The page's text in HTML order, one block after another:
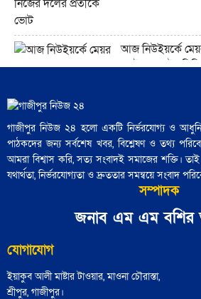
ট্রাম্প ইরানের
যেখানে কারও
নেই"
আজ নিউইয়র্কে
ভোটারদের
৪৮ হাজার পুলিশ
সম্পন্ন: পুলিশ সদর
জামায়াতের চূড়ান্ত
ঘোষণা করবেন
হাসনাত, সারজিস,
গাজীপুর নিউজ ২৪ হলো একটি নির্ভরযোগ্য ও
পাঠকদের জন্য সর্বশেষ খবর, বিশ্লেষণ ও তথ্য
আমরা বিশ্বাস করি, সত্য সংবাদই সমাজের শক্তি। তাই
যথার্থতা, নির্ভরযোগ্যতা ও দ্রুততার সমন্বয়ে সংবাদ
সম্পাদক
জনাব এম এম বশির
যোগাযোগ
ইয়াকুব আলী মাষ্টার টাওয়ার, মাওনা চৌরাস্তা,
শ্রীপুর, গাজীপুর।